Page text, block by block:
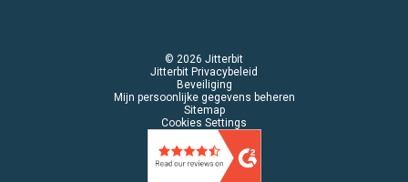
© 2026 Jitterbit
Jitterbit Privacybeleid
Beveiliging
Mijn persoonlijke gegevens beheren
Sitemap
Cookies Settings